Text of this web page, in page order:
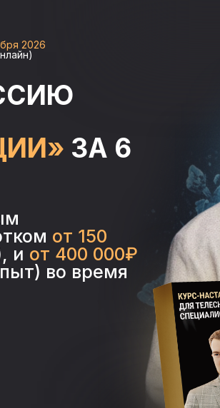
от 150
и от 400 000₽
во время
2026
ЗА 6